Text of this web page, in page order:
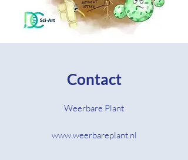
Contact
Weerbare Plant
www.weerbareplant.nl